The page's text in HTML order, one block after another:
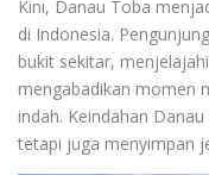
Kini, Danau Toba
di Indonesia.
bukit sekitar,
mengabadikan momen
indah. Keindahan
tetapi juga menyimpan